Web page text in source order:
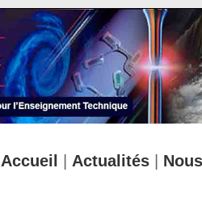
Accueil Actualités|